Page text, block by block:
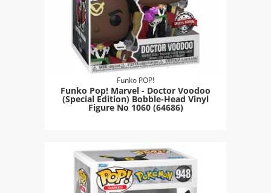
Funko POP!
Funko Pop! Marvel - Doctor Voodoo
(Special Edition) Bobble-Head Vinyl
Figure Νο 1060 (64686)